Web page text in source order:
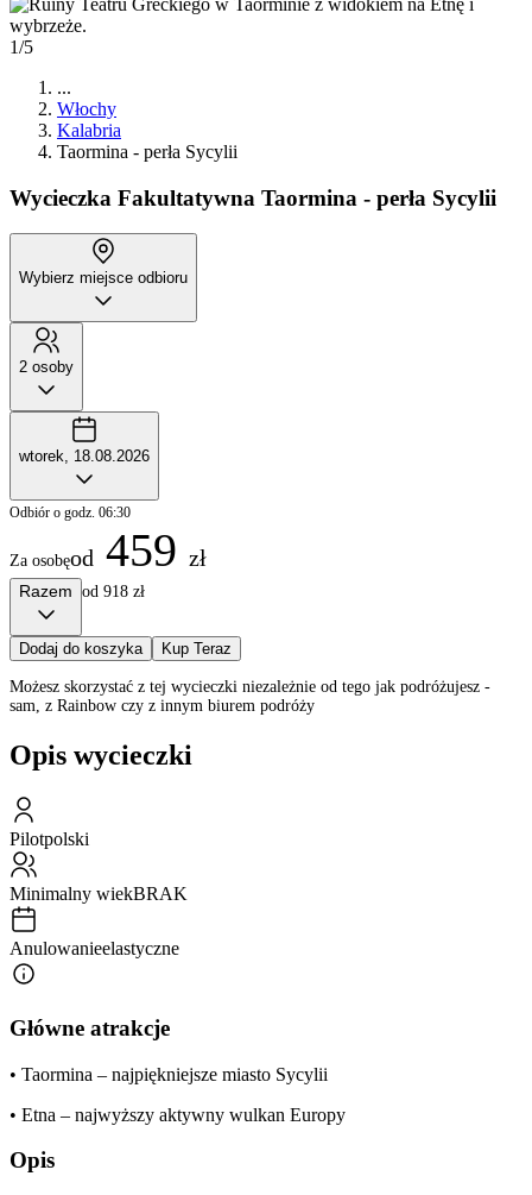
1/5
...
Włochy
Kalabria
Taormina - perła Sycylii
Wycieczka Fakultatywna Taormina - perła Sycylii
Wybierz miejsce odbioru
2 osoby
wtorek, 18.08.2026
Odbiór o godz. 06:30
Za osobęod 459 zł
Razem od 918 zł
Dodaj do koszyka Kup Teraz
Możesz skorzystać z tej wycieczki niezależnie od tego jak podróżujesz -
sam, z Rainbow czy z innym biurem podróży
Opis wycieczki
Pilotpolski
Minimalny wiekBRAK
Anulowanieelastyczne
Główne atrakcje
• Taormina – najpiękniejsze miasto Sycylii
• Etna – najwyższy aktywny wulkan Europy
Opis